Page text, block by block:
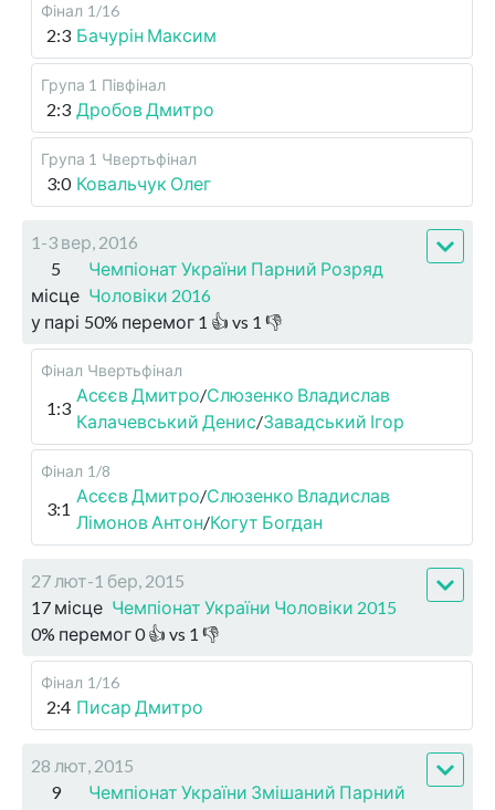
Фінал 1/16
2:3 Бачурін Максим
Група 1 Півфінал
2:3 Дробов Дмитро
Група 1 Чвертьфінал
3:0 Ковальчук Олег
1-3 вер, 2016
5
місце
Чемпіонат України Парний Розряд
Чоловіки 2016
у парі 50% перемог 1 👍 vs 1 👎
Фінал Чвертьфінал
1:3
Асєєв Дмитро/Слюзенко Владислав
Калачевський Денис/Завадський Ігор
Фінал 1/8
3:1
Асєєв Дмитро/Слюзенко Владислав
Лімонов Антон/Когут Богдан
27 лют-1 бер, 2015
17 місце Чемпіонат України Чоловіки 2015
0% перемог0👍 vs 1 👎
Фінал 1/16
2:4 Писар Дмитро
28 лют, 2015
9
Чемпіонат України Змішаний Парний